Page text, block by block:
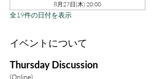
8月27日(木) 20:00
全19件の日付を表示
イベントについて
Thursday Discussion
(Online)